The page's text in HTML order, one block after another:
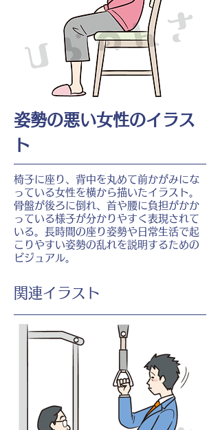
姿勢の悪い女性のイラス
ト
椅子に座り、背中を丸めて前かがみにな
っている女性を横から描いたイラスト。
骨盤が後ろに倒れ、首や腰に負担がかか
っている様子が分かりやすく表現されて
いる。長時間の座り姿勢や日常生活で起
こりやすい姿勢の乱れを説明するための
ビジュアル。
​関連イラスト